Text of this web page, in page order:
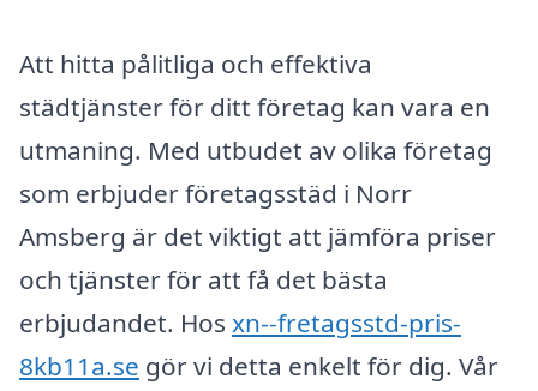
Att hitta pålitliga och effektiva
städtjänster för ditt företag kan vara en
utmaning. Med utbudet av olika företag
som erbjuder företagsstäd i Norr
Amsberg är det viktigt att jämföra priser
och tjänster för att få det bästa
erbjudandet. Hos xn--fretagsstd-pris-
8kb11a.se gör vi detta enkelt för dig. Vår